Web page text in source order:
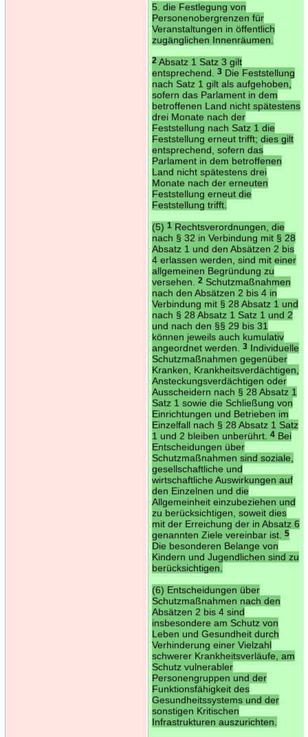
5. die Festlegung von
Personenobergrenzen für
Veranstaltungen in öffentlich
zugänglichen Innenräumen.
2Absatz 1 Satz 3 gilt
entsprechend.
3Die Feststellung
nach Satz 1 gilt als aufgehoben,
sofern das Parlament in dem
betroffenen Land nicht spätestens
drei Monate nach der
Feststellung nach Satz 1 die
Feststellung erneut trifft; dies gilt
entsprechend, sofern das
Parlament in dem betroffenen
Land nicht spätestens drei
Monate nach der erneuten
Feststellung erneut die
Feststellung trifft.
(5) 1Rechtsverordnungen, die
nach § 32 in Verbindung mit § 28
Absatz 1 und den Absätzen 2 bis
4 erlassen werden, sind mit einer
allgemeinen Begründung zu
versehen.
2Schutzmaßnahmen
nach den Absätzen 2 bis 4 in
Verbindung mit § 28 Absatz 1 und
nach § 28 Absatz 1 Satz 1 und 2
und nach den §§ 29 bis 31
können jeweils auch kumulativ
angeordnet werden.
3Individuelle
Schutzmaßnahmen gegenüber
Kranken, Krankheitsverdächtigen,
Ansteckungsverdächtigen oder
Ausscheidern nach § 28 Absatz 1
Satz 1 sowie die Schließung von
Einrichtungen und Betrieben im
Einzelfall nach § 28 Absatz 1 Satz
1 und 2 bleiben unberührt.
4Bei
Entscheidungen über
Schutzmaßnahmen sind soziale,
gesellschaftliche und
wirtschaftliche Auswirkungen auf
den Einzelnen und die
Allgemeinheit einzubeziehen und
zu berücksichtigen, soweit dies
mit der Erreichung der in Absatz 6
genannten Ziele vereinbar ist.
5
Die besonderen Belange von
Kindern und Jugendlichen sind zu
berücksichtigen.
(6) Entscheidungen über
Schutzmaßnahmen nach den
Absätzen 2 bis 4 sind
insbesondere am Schutz von
Leben und Gesundheit durch
Verhinderung einer Vielzahl
schwerer Krankheitsverläufe, am
Schutz vulnerabler
Personengruppen und der
Funktionsfähigkeit des
Gesundheitssystems und der
sonstigen Kritischen
Infrastrukturen auszurichten.